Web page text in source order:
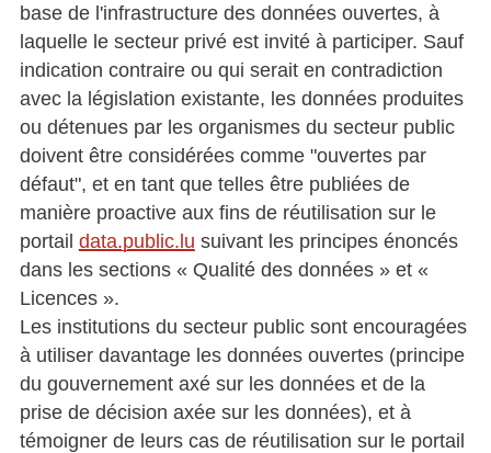
base de l'infrastructure des données ouvertes, à
laquelle le secteur privé est invité à participer. Sauf
indication contraire ou qui serait en contradiction
avec la législation existante, les données produites
ou détenues par les organismes du secteur public
doivent être considérées comme "ouvertes par
défaut", et en tant que telles être publiées de
manière proactive aux fins de réutilisation sur le
portail data.public.lu suivant les principes énoncés
dans les sections « Qualité des données » et «
Licences ».
Les institutions du secteur public sont encouragées
à utiliser davantage les données ouvertes (principe
du gouvernement axé sur les données et de la
prise de décision axée sur les données), et à
témoigner de leurs cas de réutilisation sur le portail